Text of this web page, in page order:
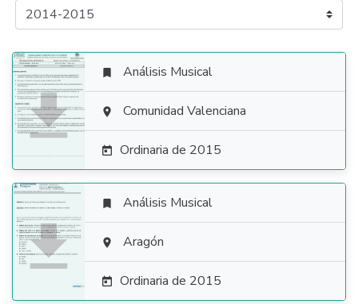

 Análisis Musical
 Comunidad Valenciana
 Ordinaria de 2015

 Análisis Musical
 Aragón
 Ordinaria de 2015